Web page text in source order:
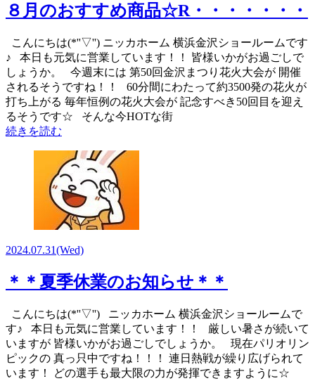
８月のおすすめ商品☆R・・・・・・・
こんにちは(*''▽'') ニッカホーム 横浜金沢ショールームです
♪ 本日も元気に営業しています！！ 皆様いかがお過ごしで
しょうか。 今週末には 第50回金沢まつり花火大会が 開催
されるそうですね！！ 60分間にわたって約3500発の花火が
打ち上がる 毎年恒例の花火大会が 記念すべき50回目を迎え
るそうです☆ そんな今HOTな街
続きを読む
2024.07.31(Wed)
＊＊夏季休業のお知らせ＊＊
こんにちは(*''▽'') ニッカホーム 横浜金沢ショールームで
す♪ 本日も元気に営業しています！！ 厳しい暑さが続いて
いますが 皆様いかがお過ごしでしょうか。 現在パリオリン
ピックの 真っ只中ですね！！！ 連日熱戦が繰り広げられて
います！ どの選手も最大限の力が発揮できますように☆